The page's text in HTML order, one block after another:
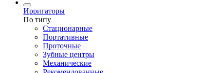
Ирригаторы
По типу
Стационарные
Портативные
Проточные
Зубные центры
Механические